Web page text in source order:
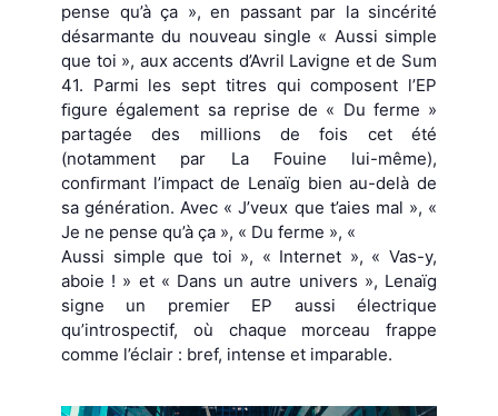
pense qu’à ça », en passant par la sincérité
désarmante du nouveau single « Aussi simple
que toi », aux accents d’Avril Lavigne et de Sum
41. Parmi les sept titres qui composent l’EP
ﬁgure également sa reprise de « Du ferme »
partagée des millions de fois cet été
(notamment par La Fouine lui-même),
conﬁrmant l’impact de Lenaïg bien au-delà de
sa génération. Avec « J’veux que t’aies mal », «
Je ne pense qu’à ça », « Du ferme », «
Aussi simple que toi », « Internet », « Vas-y,
aboie ! » et « Dans un autre univers », Lenaïg
signe un premier EP aussi électrique
qu’introspectif, où chaque morceau frappe
comme l’éclair : bref, intense et imparable.